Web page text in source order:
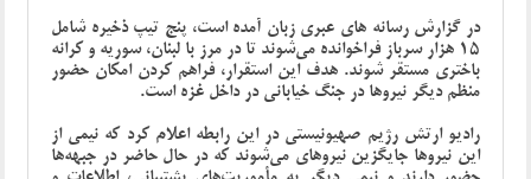
در گزارش رسانه های عبری زبان آمده است، پنج تیپ ذخیره شامل
15 هزار سرباز فراخوانده می‌شوند تا در مرز با لبنان، سوریه و کرانه
باختری مستقر شوند. هدف این استقرار، فراهم کردن امکان حضور
منظم دیگر نیروها در جنگ خیابانی در داخل غزه است.
رادیو ارتش رژیم صهیونیستی در این رابطه اعلام کرد که نیمی از
این نیروها جایگزین نیروهای می‌شوند که در حال حاضر در جبهه‌ها